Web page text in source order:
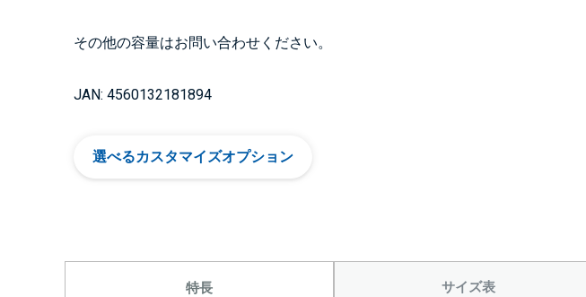
その他の容量はお問い合わせください。
JAN: 4560132181894
選べるカスタマイズオプション
特長 サイズ表